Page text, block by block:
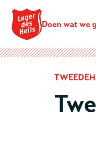
Doen wat we